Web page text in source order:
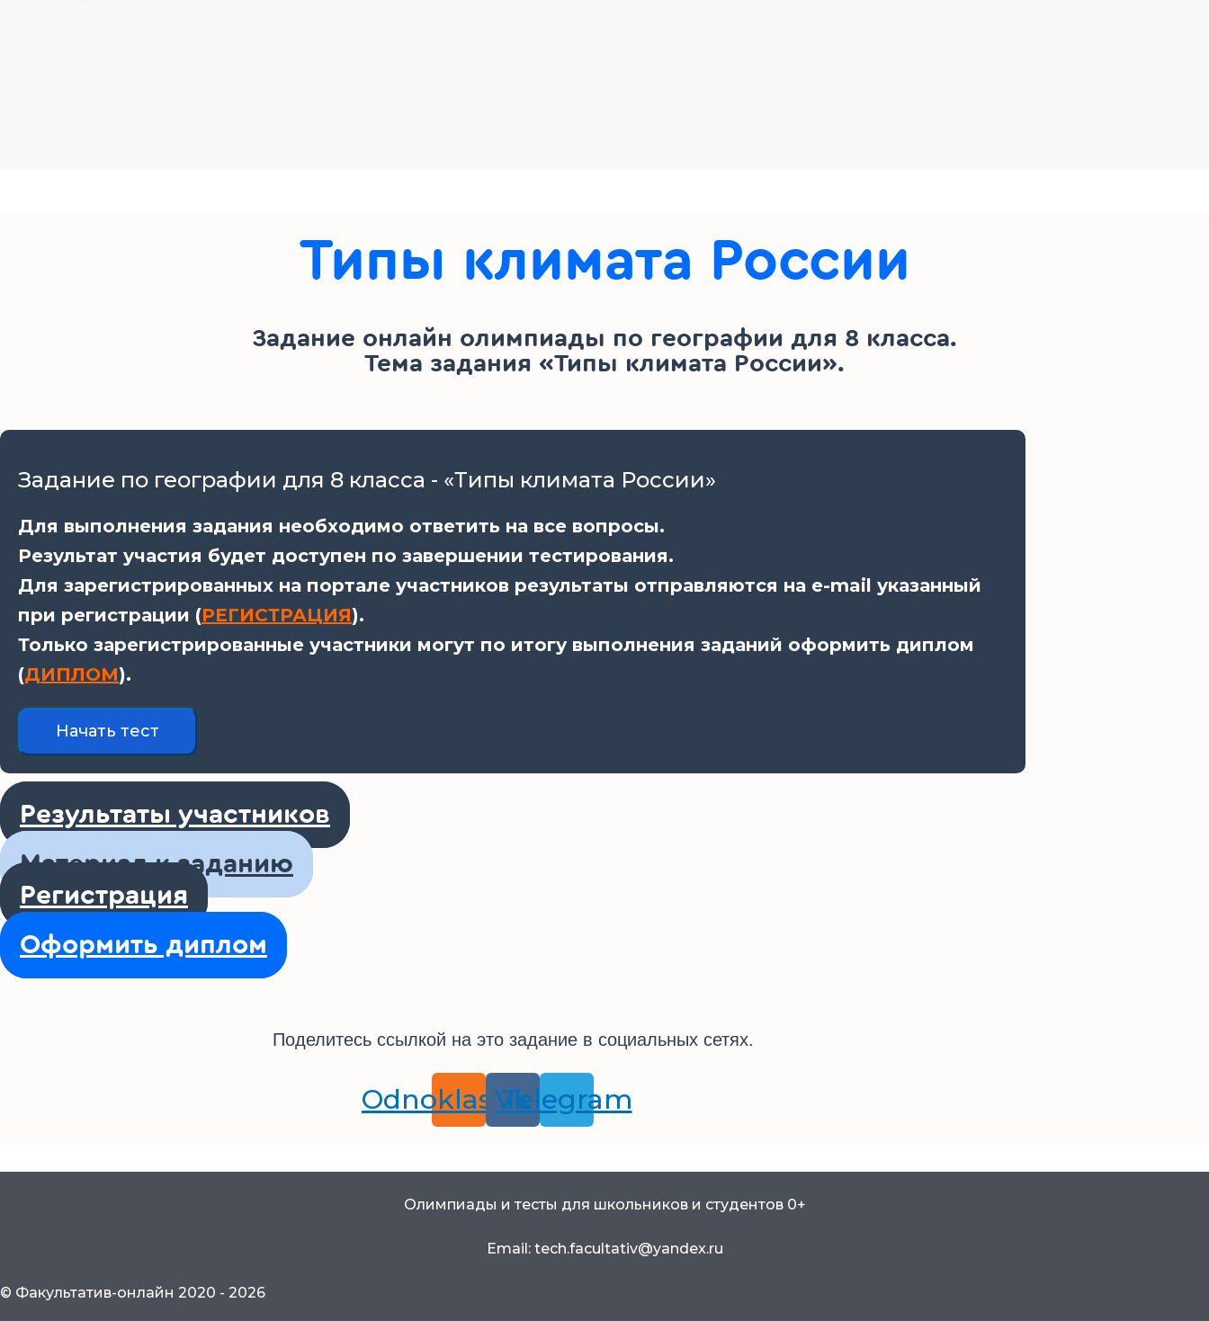
Типы климата России
Задание онлайн олимпиады по географии для 8 класса.
Тема задания «Типы климата России».
Задание по географии для 8 класса - «Типы климата России»
Для выполнения задания необходимо ответить на все вопросы.
Результат участия будет доступен по завершении тестирования.
Для зарегистрированных на портале участников результаты отправляются на e-mail указанный
при регистрации (РЕГИСТРАЦИЯ).
Только зарегистрированные участники могут по итогу выполнения заданий оформить диплом
(ДИПЛОМ).
Результаты участников
Материал к заданию
Регистрация
Оформить диплом
Поделитесь ссылкой на это задание в социальных сетях.
Odnoklassniki
Vk
Telegram
Олимпиады и тесты для школьников и студентов 0+
Email: tech.facultativ@yandex.ru
© Факультатив-онлайн 2020 - 2026